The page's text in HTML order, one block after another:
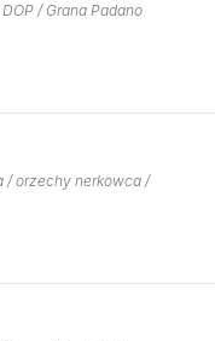
/ Grana Padano
/ orzechy nerkowca /